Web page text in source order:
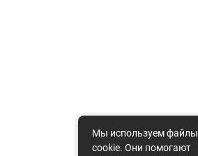
Мы используем файлы
cookie. Они помогают